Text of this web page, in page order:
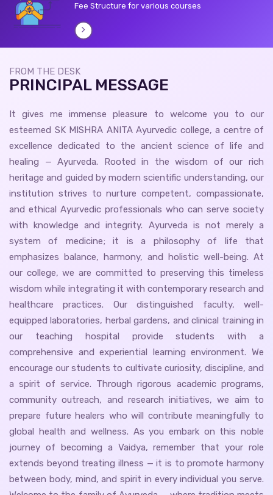
Fee Structure for various courses
FROM THE DESK
PRINCIPAL MESSAGE
It gives me immense pleasure to welcome you to our
esteemed SK MISHRA ANITA Ayurvedic college, a centre of
excellence dedicated to the ancient science of life and
healing — Ayurveda. Rooted in the wisdom of our rich
heritage and guided by modern scientific understanding, our
institution strives to nurture competent, compassionate,
and ethical Ayurvedic professionals who can serve society
with knowledge and integrity. Ayurveda is not merely a
system of medicine; it is a philosophy of life that
emphasizes balance, harmony, and holistic well-being. At
our college, we are committed to preserving this timeless
wisdom while integrating it with contemporary research and
healthcare practices. Our distinguished faculty, well-
equipped laboratories, herbal gardens, and clinical training in
our teaching hospital provide students with a
comprehensive and experiential learning environment. We
encourage our students to cultivate curiosity, discipline, and
a spirit of service. Through rigorous academic programs,
community outreach, and research initiatives, we aim to
prepare future healers who will contribute meaningfully to
global health and wellness. As you embark on this noble
journey of becoming a Vaidya, remember that your role
extends beyond treating illness — it is to promote harmony
between body, mind, and spirit in every individual you serve.